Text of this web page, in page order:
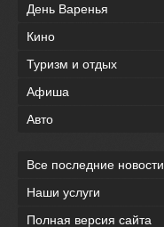
День Варенья
Кино
Туризм и отдых
Афиша
Авто
Все последние новости
Наши услуги
Полная версия сайта